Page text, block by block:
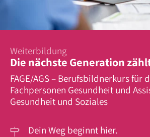
Weiterbildung
Die nächste Generation
FAGE/AGS – Berufsbildnerkurs für
Fachpersonen Gesundheit und
Gesundheit und Soziales
 Dein Weg beginnt hier.